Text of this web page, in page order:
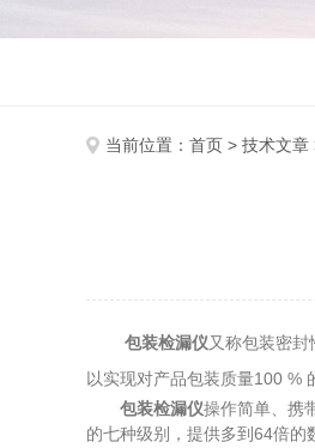
当前位置： 首页 > 技术文章
包装检漏仪又称包装密
以实现对产品包装质量100 %
包装检漏仪操作简单、携
的七种级别，提供多到64倍的